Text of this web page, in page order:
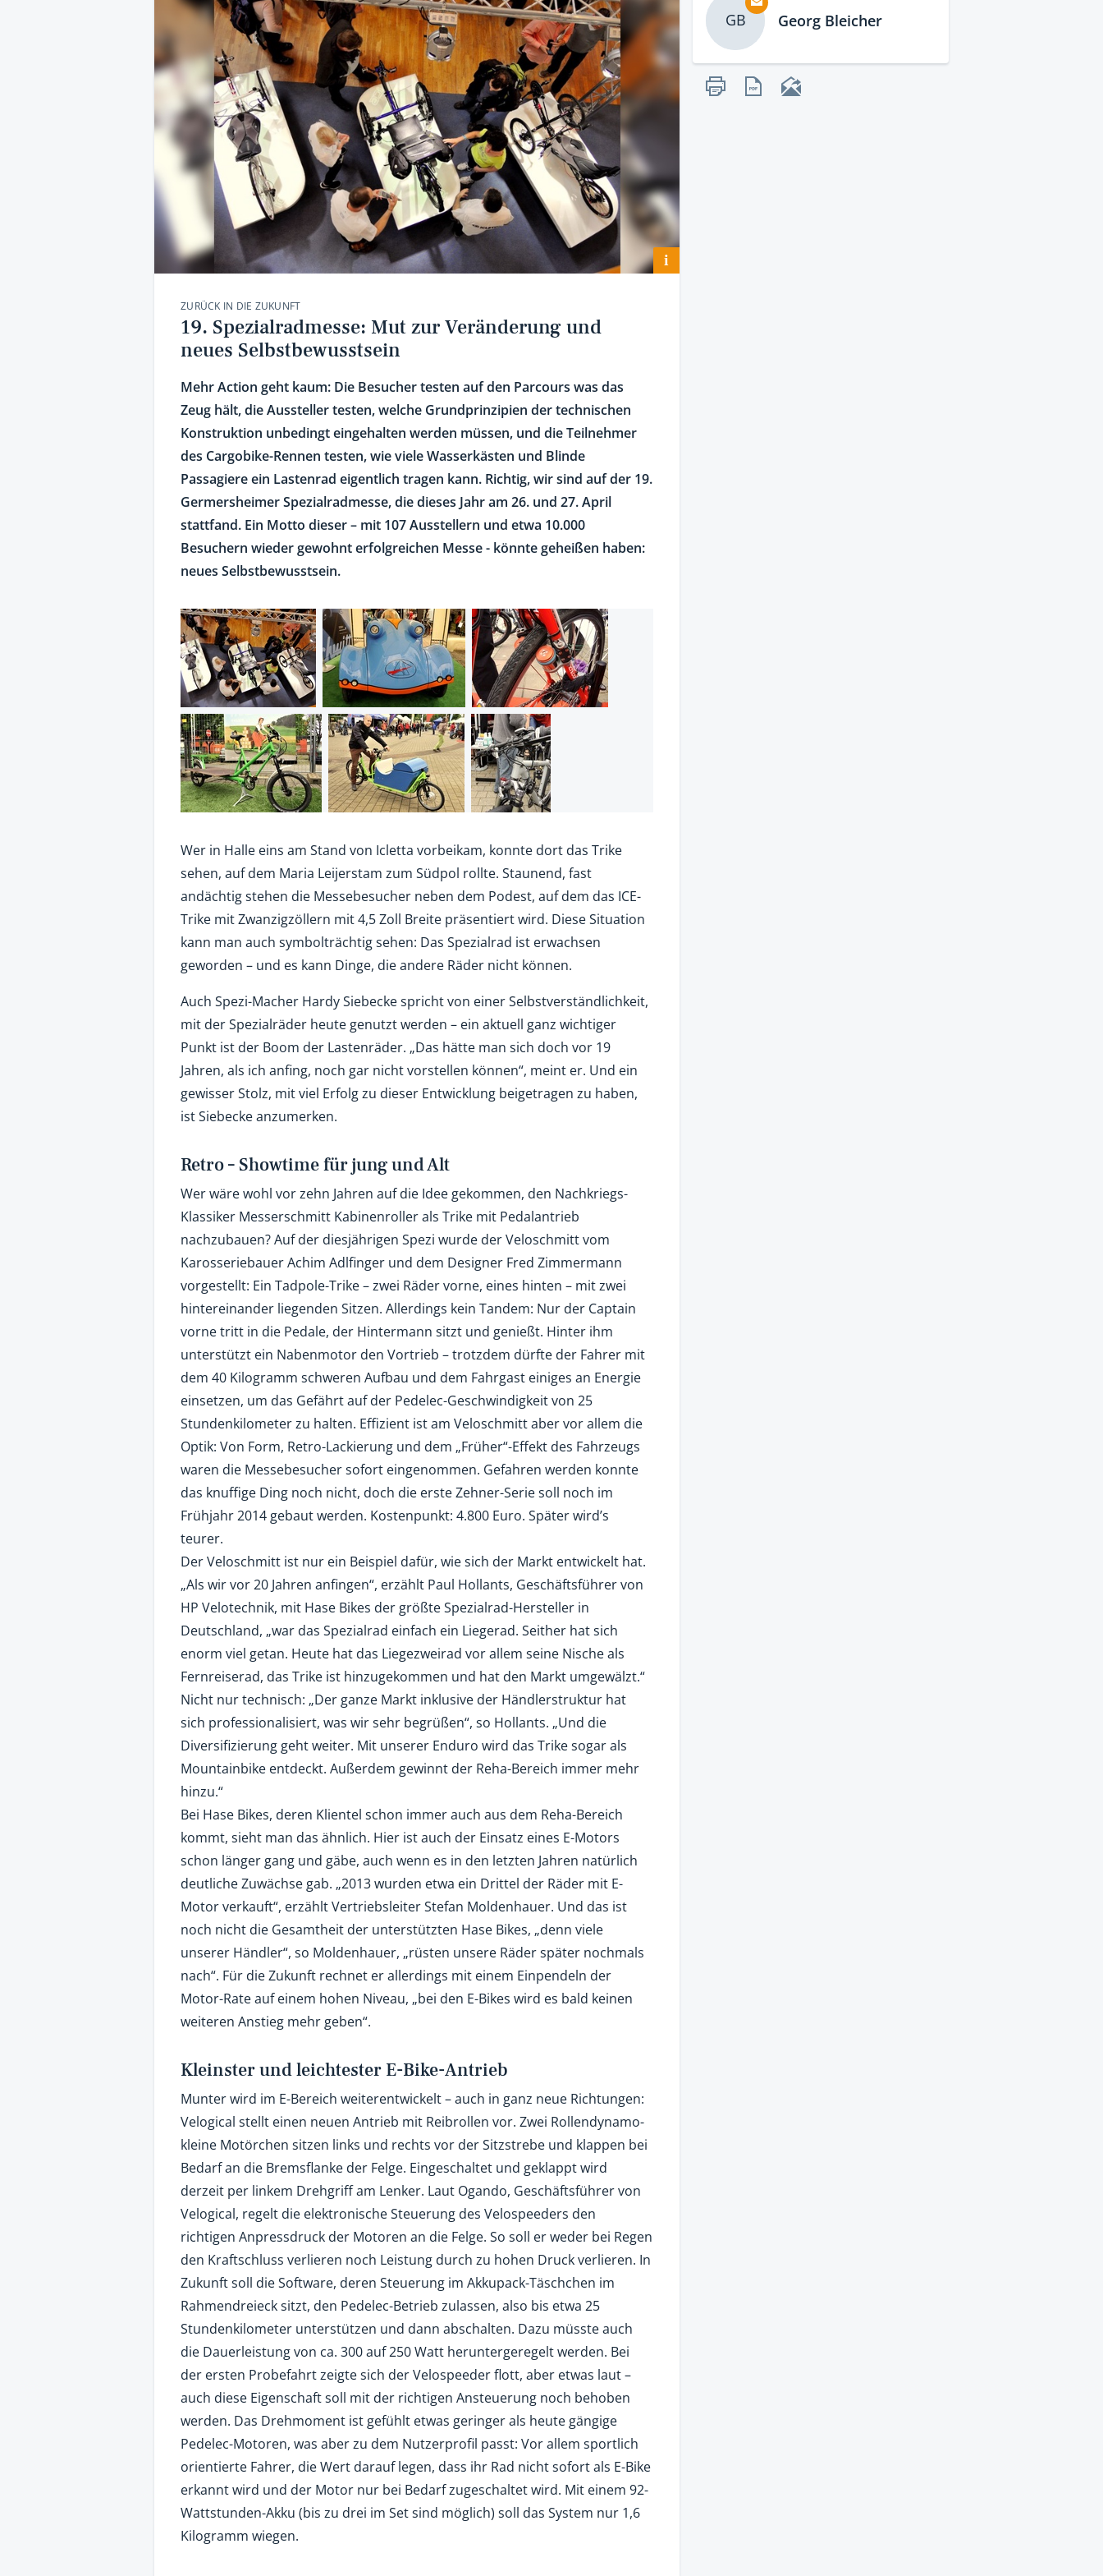
i
ZURÜCK IN DIE ZUKUNFT
19. Spezialradmesse: Mut zur Veränderung und
neues Selbstbewusstsein
Mehr Action geht kaum: Die Besucher testen auf den Parcours was das
Zeug hält, die Aussteller testen, welche Grundprinzipien der technischen
Konstruktion unbedingt eingehalten werden müssen, und die Teilnehmer
des Cargobike-Rennen testen, wie viele Wasserkästen und Blinde
Passagiere ein Lastenrad eigentlich tragen kann. Richtig, wir sind auf der 19.
Germersheimer Spezialradmesse, die dieses Jahr am 26. und 27. April
stattfand. Ein Motto dieser – mit 107 Ausstellern und etwa 10.000
Besuchern wieder gewohnt erfolgreichen Messe - könnte geheißen haben:
neues Selbstbewusstsein.
Wer in Halle eins am Stand von Icletta vorbeikam, konnte dort das Trike
sehen, auf dem Maria Leijerstam zum Südpol rollte. Staunend, fast
andächtig stehen die Messebesucher neben dem Podest, auf dem das ICE-
Trike mit Zwanzigzöllern mit 4,5 Zoll Breite präsentiert wird. Diese Situation
kann man auch symbolträchtig sehen: Das Spezialrad ist erwachsen
geworden – und es kann Dinge, die andere Räder nicht können.
Auch Spezi-Macher Hardy Siebecke spricht von einer Selbstverständlichkeit,
mit der Spezialräder heute genutzt werden – ein aktuell ganz wichtiger
Punkt ist der Boom der Lastenräder. „Das hätte man sich doch vor 19
Jahren, als ich anfing, noch gar nicht vorstellen können“, meint er. Und ein
gewisser Stolz, mit viel Erfolg zu dieser Entwicklung beigetragen zu haben,
ist Siebecke anzumerken.
Retro – Showtime für jung und Alt
Wer wäre wohl vor zehn Jahren auf die Idee gekommen, den Nachkriegs-
Klassiker Messerschmitt Kabinenroller als Trike mit Pedalantrieb
nachzubauen? Auf der diesjährigen Spezi wurde der Veloschmitt vom
Karosseriebauer Achim Adlfinger und dem Designer Fred Zimmermann
vorgestellt: Ein Tadpole-Trike – zwei Räder vorne, eines hinten – mit zwei
hintereinander liegenden Sitzen. Allerdings kein Tandem: Nur der Captain
vorne tritt in die Pedale, der Hintermann sitzt und genießt. Hinter ihm
unterstützt ein Nabenmotor den Vortrieb – trotzdem dürfte der Fahrer mit
dem 40 Kilogramm schweren Aufbau und dem Fahrgast einiges an Energie
einsetzen, um das Gefährt auf der Pedelec-Geschwindigkeit von 25
Stundenkilometer zu halten. Effizient ist am Veloschmitt aber vor allem die
Optik: Von Form, Retro-Lackierung und dem „Früher“-Effekt des Fahrzeugs
waren die Messebesucher sofort eingenommen. Gefahren werden konnte
das knuffige Ding noch nicht, doch die erste Zehner-Serie soll noch im
Frühjahr 2014 gebaut werden. Kostenpunkt: 4.800 Euro. Später wird’s
teurer.
Der Veloschmitt ist nur ein Beispiel dafür, wie sich der Markt entwickelt hat.
„Als wir vor 20 Jahren anfingen“, erzählt Paul Hollants, Geschäftsführer von
HP Velotechnik, mit Hase Bikes der größte Spezialrad-Hersteller in
Deutschland, „war das Spezialrad einfach ein Liegerad. Seither hat sich
enorm viel getan. Heute hat das Liegezweirad vor allem seine Nische als
Fernreiserad, das Trike ist hinzugekommen und hat den Markt umgewälzt.“
Nicht nur technisch: „Der ganze Markt inklusive der Händlerstruktur hat
sich professionalisiert, was wir sehr begrüßen“, so Hollants. „Und die
Diversifizierung geht weiter. Mit unserer Enduro wird das Trike sogar als
Mountainbike entdeckt. Außerdem gewinnt der Reha-Bereich immer mehr
hinzu.“
Bei Hase Bikes, deren Klientel schon immer auch aus dem Reha-Bereich
kommt, sieht man das ähnlich. Hier ist auch der Einsatz eines E-Motors
schon länger gang und gäbe, auch wenn es in den letzten Jahren natürlich
deutliche Zuwächse gab. „2013 wurden etwa ein Drittel der Räder mit E-
Motor verkauft“, erzählt Vertriebsleiter Stefan Moldenhauer. Und das ist
noch nicht die Gesamtheit der unterstützten Hase Bikes, „denn viele
unserer Händler“, so Moldenhauer, „rüsten unsere Räder später nochmals
nach“. Für die Zukunft rechnet er allerdings mit einem Einpendeln der
Motor-Rate auf einem hohen Niveau, „bei den E-Bikes wird es bald keinen
weiteren Anstieg mehr geben“.
Kleinster und leichtester E-Bike-Antrieb
Munter wird im E-Bereich weiterentwickelt – auch in ganz neue Richtungen:
Velogical stellt einen neuen Antrieb mit Reibrollen vor. Zwei Rollendynamo-
kleine Motörchen sitzen links und rechts vor der Sitzstrebe und klappen bei
Bedarf an die Bremsflanke der Felge. Eingeschaltet und geklappt wird
derzeit per linkem Drehgriff am Lenker. Laut Ogando, Geschäftsführer von
Velogical, regelt die elektronische Steuerung des Velospeeders den
richtigen Anpressdruck der Motoren an die Felge. So soll er weder bei Regen
den Kraftschluss verlieren noch Leistung durch zu hohen Druck verlieren. In
Zukunft soll die Software, deren Steuerung im Akkupack-Täschchen im
Rahmendreieck sitzt, den Pedelec-Betrieb zulassen, also bis etwa 25
Stundenkilometer unterstützen und dann abschalten. Dazu müsste auch
die Dauerleistung von ca. 300 auf 250 Watt heruntergeregelt werden. Bei
der ersten Probefahrt zeigte sich der Velospeeder flott, aber etwas laut –
auch diese Eigenschaft soll mit der richtigen Ansteuerung noch behoben
werden. Das Drehmoment ist gefühlt etwas geringer als heute gängige
Pedelec-Motoren, was aber zu dem Nutzerprofil passt: Vor allem sportlich
orientierte Fahrer, die Wert darauf legen, dass ihr Rad nicht sofort als E-Bike
erkannt wird und der Motor nur bei Bedarf zugeschaltet wird. Mit einem 92-
Wattstunden-Akku (bis zu drei im Set sind möglich) soll das System nur 1,6
Kilogramm wiegen.
GB Georg Bleicher